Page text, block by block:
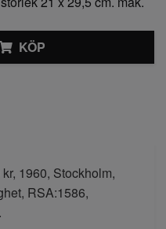
KÖP
1960, Stockholm,
RSA:1586,